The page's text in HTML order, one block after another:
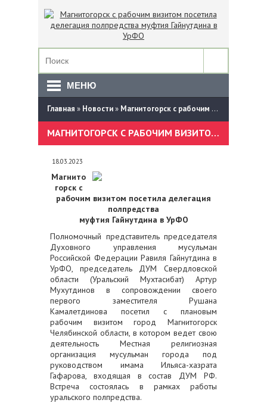
МЕНЮ
Главная » Новости» Магнитогорск с рабочим визитом посетила делегация полпредства муфтия Гайнутдина в УрФО
МАГНИТОГОРСК С РАБОЧИМ ВИЗИТОМ ПОСЕТИЛА ДЕЛЕГАЦИЯ ПОЛПРЕДСТВА МУФТИЯ ГАЙНУТДИНА В УРФО
18.03.2023
Магнито
горск с
рабочим визитом посетила делегация
полпредства
муфтия Гайнутдина в УрФО
Полномочный представитель председателя
Духовного управления мусульман
Российской Федерации Равиля Гайнутдина в
УрФО, председатель ДУМ Свердловской
области (Уральский Мухтасибат) Артур
Мухутдинов в сопровождении своего
первого заместителя Рушана
Камалетдинова посетил с плановым
рабочим визитом город Магнитогорск
Челябинской области, в котором ведет свою
деятельность Местная религиозная
организация мусульман города под
руководством имама Ильяса-хазрата
Гафарова, входящая в состав ДУМ РФ.
Встреча состоялась в рамках работы
уральского полпредства.